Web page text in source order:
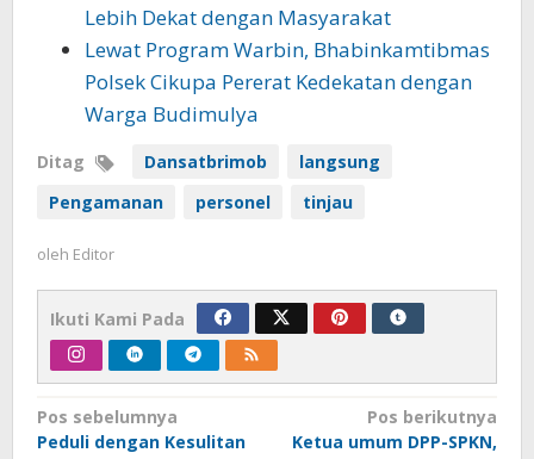
Lebih Dekat dengan Masyarakat
Lewat Program Warbin, Bhabinkamtibmas
Polsek Cikupa Pererat Kedekatan dengan
Warga Budimulya
Ditag Dansatbrimob
langsung
Pengamanan
personel tinjau
oleh Editor
Ikuti Kami Pada
Navigasi
Pos sebelumnya
Peduli dengan Kesulitan
Pos berikutnya
Ketua umum DPP-SPKN,